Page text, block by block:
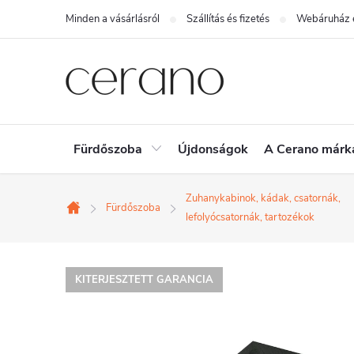
tartalomhoz
Minden a vásárlásról Szállítás és fizetés Webáruház
Fürdőszoba Újdonságok A Cerano
Kezdőlap
Fürdőszoba
Zuhanykabinok, kádak, csatornák,
lefolyócsatornák, tartozékok
KITERJESZTETT GARANCIA